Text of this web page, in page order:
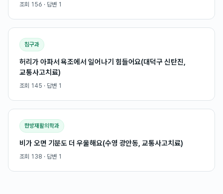
조회 156 · 답변 1
침구과
허리가 아파서 욕조에서 일어나기 힘들어요(대덕구 신탄진,
교통사고치료)
조회 145 · 답변 1
한방재활의학과
비가 오면 기분도 더 우울해요(수영 광안동, 교통사고치료)
조회 138 · 답변 1